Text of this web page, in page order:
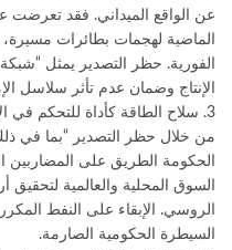
عن الواقع الميداني. فقد
الماضية لهجمات بطائرات مسيرة،
الفورية. حظر التصدير يمثل
الإنتاج وضمان عدم تأثر سلاسل
​3. سلاح الطاقة كأداة للتحكم في الأسعار
​من خلال حظر التصدير “بما في
الحكومة الطريق على المضاربين
السوق المحلية والعالمية
الروسي. الإبقاء على النفط
السيطرة الحكومية الصارمة.